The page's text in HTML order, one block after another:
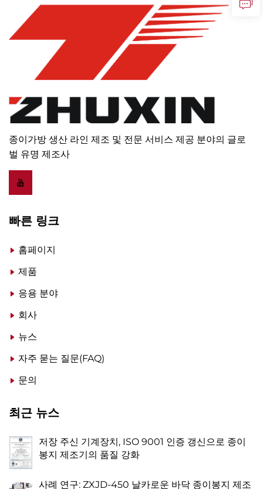
종이가방 생산 라인 제조 및 전문 서비스 제공 분야의 글로
벌 유명 제조사
빠른 링크
홈페이지
제품
응용 분야
회사
뉴스
자주 묻는 질문(FAQ)
문의
최근 뉴스
저장 주신 기계장치, ISO 9001 인증 갱신으로 종이
봉지 제조기의 품질 강화
사례 연구: ZXJD-450 날카로운 바닥 종이봉지 제조